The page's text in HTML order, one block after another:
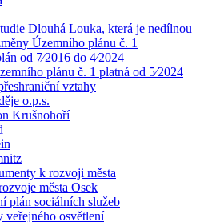
Dlouhá Louka, která je nedílnou
Územního plánu č. 1
od 7⁄2016 do 4⁄2024
plánu č. 1 platná od 5⁄2024
vztahy
o.p.s.
Krušnohoří
k rozvoji města
města Osek
plán sociálních služeb
veřejného osvětlení